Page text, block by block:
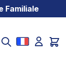
Familiale